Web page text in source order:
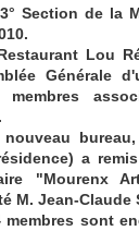
Section de la
Lou
Générale
membres
a
"Mourenx
M. Jean-Claude
sont